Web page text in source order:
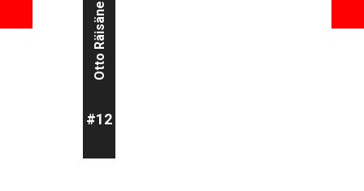
#12
Otto Räisänen Erik Muhonen